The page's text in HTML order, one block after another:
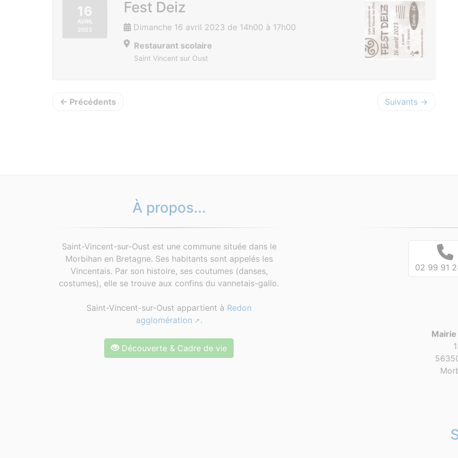
16
AVRIL
2023
Fest Deiz
Dimanche 16 avril 2023 de 14h00 à 17h00
Restaurant scolaire
Saint Vincent sur Oust
← Précédents Suivants →
À propos...
Saint-Vincent-sur-Oust est une commune située dans le
Morbihan en Bretagne. Ses habitants sont appelés les
Vincentais. Par son histoire, ses coutumes (danses,
costumes), elle se trouve aux confins du vannetais-gallo.
Saint-Vincent-sur-Oust appartient à Redon
agglomération
.
Découverte & Cadre de vie
02 99 91